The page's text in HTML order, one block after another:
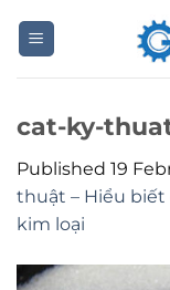
cat-ky-
Published 19
thuật – Hiểu
kim loại